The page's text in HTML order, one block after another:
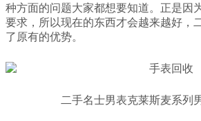
种方面的问题大家都想要知道。正是因
要求，所以现在的东西才会越来越好，
了原有的优势。
二手名士男表克莱斯麦系列